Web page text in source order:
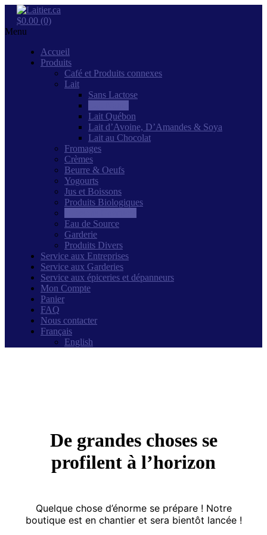
$0.00 (0)
Menu
Accueil
Produits
Café et Produits connexes
Lait
Sans Lactose
Lait Québon
Lait d’Avoine, D’Amandes & Soya
Lait au Chocolat
Fromages
Crèmes
Beurre & Oeufs
Yogourts
Jus et Boissons
Produits Biologiques
Eau de Source
Garderie
Produits Divers
Service aux Entreprises
Service aux Garderies
Service aux épiceries et dépanneurs
Mon Compte
Panier
FAQ
Nous contacter
Français
English
De grandes choses se
profilent à l’horizon
Quelque chose d’énorme se prépare ! Notre
boutique est en chantier et sera bientôt lancée !